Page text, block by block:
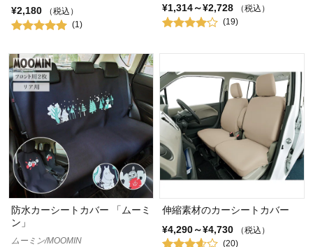
¥2,180
（税込）
(1)
¥1,314～¥2,728
（税込）
(19)
防水カーシートカバー 「ムーミ
ン」
ムーミン/MOOMIN
伸縮素材のカーシートカバー
¥4,290～¥4,730
（税込）
(20)